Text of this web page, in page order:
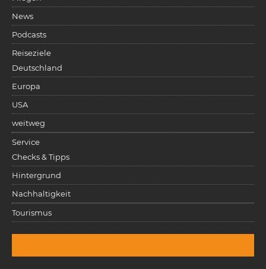
News
Podcasts
Reiseziele
Deutschland
Europa
USA
weitweg
Service
Checks & Tipps
Hintergrund
Nachhaltigkeit
Tourismus